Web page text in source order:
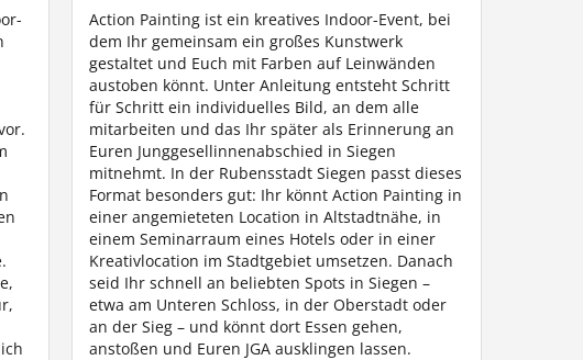
Action Painting ist ein kreatives Indoor-Event, bei
dem Ihr gemeinsam ein großes Kunstwerk
gestaltet und Euch mit Farben auf Leinwänden
austoben könnt. Unter Anleitung entsteht Schritt
für Schritt ein individuelles Bild, an dem alle
mitarbeiten und das Ihr später als Erinnerung an
Euren Junggesellinnenabschied in Siegen
mitnehmt. In der Rubensstadt Siegen passt dieses
Format besonders gut: Ihr könnt Action Painting in
einer angemieteten Location in Altstadtnähe, in
einem Seminarraum eines Hotels oder in einer
Kreativlocation im Stadtgebiet umsetzen. Danach
seid Ihr schnell an beliebten Spots in Siegen –
etwa am Unteren Schloss, in der Oberstadt oder
an der Sieg – und könnt dort Essen gehen,
anstoßen und Euren JGA ausklingen lassen.